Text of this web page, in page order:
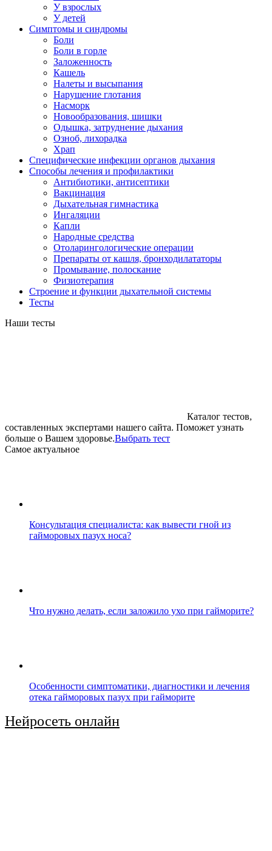
У взрослых
У детей
Симптомы и синдромы
Боли
Боли в горле
Заложенность
Кашель
Налеты и высыпания
Нарушение глотания
Насморк
Новообразования, шишки
Одышка, затруднение дыхания
Озноб, лихорадка
Храп
Специфические инфекции органов дыхания
Способы лечения и профилактики
Антибиотики, антисептики
Вакцинация
Дыхательная гимнастика
Ингаляции
Капли
Народные средства
Отоларингологические операции
Препараты от кашля, бронходилататоры
Промывание, полоскание
Физиотерапия
Строение и функции дыхательной системы
Тесты
Наши тесты
Каталог тестов,
составленных экспертами нашего сайта. Поможет узнать
больше о Вашем здоровье.Выбрать тест
Cамое актуальное
Консультация специалиста: как вывести гной из
гайморовых пазух носа?
Что нужно делать, если заложило ухо при гайморите?
Особенности симптоматики, диагностики и лечения
отека гайморовых пазух при гайморите
Нейросеть онлайн